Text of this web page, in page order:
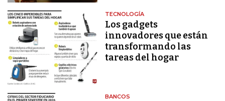
TECNOLOGÍA
Los gadgets
innovadores que están
transformando las
tareas del hogar
BANCOS